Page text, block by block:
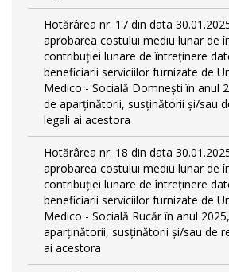
Hotărârea nr. 17 din data
aprobarea costului mediu lunar de
contribuției lunare de întreținere
beneficiarii serviciilor furnizate de
Medico - Socială Domnești în anul
de aparținătorii, susținătorii și/sau
legali ai acestora
Hotărârea nr. 18 din data
aprobarea costului mediu lunar de
contribuției lunare de întreținere
beneficiarii serviciilor furnizate de
Medico - Socială Rucăr în anul
aparținătorii, susținătorii și/sau de
ai acestora